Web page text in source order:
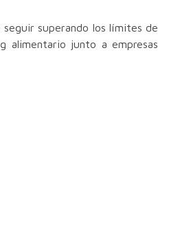
seguir superando los límites de
alimentario junto a empresas